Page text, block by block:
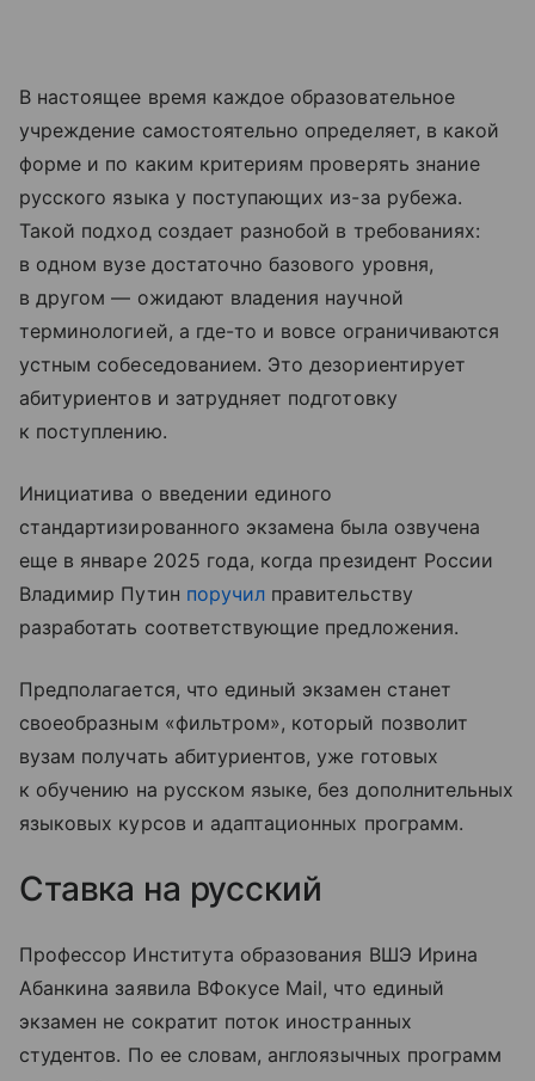
В настоящее время каждое образовательное
учреждение самостоятельно определяет, в какой
форме и по каким критериям проверять знание
русского языка у поступающих из-за рубежа.
Такой подход создает разнобой в требованиях:
в одном вузе достаточно базового уровня,
в другом — ожидают владения научной
терминологией, а где-то и вовсе ограничиваются
устным собеседованием. Это дезориентирует
абитуриентов и затрудняет подготовку
к поступлению.
Инициатива о введении единого
стандартизированного экзамена была озвучена
еще в январе 2025 года, когда президент России
Владимир Путин поручил правительству
разработать соответствующие предложения.
Предполагается, что единый экзамен станет
своеобразным «фильтром», который позволит
вузам получать абитуриентов, уже готовых
к обучению на русском языке, без дополнительных
языковых курсов и адаптационных программ.
Ставка на русский
Профессор Института образования ВШЭ Ирина
Абанкина заявила ВФокусе Mail, что единый
экзамен не сократит поток иностранных
студентов. По ее словам, англоязычных программ